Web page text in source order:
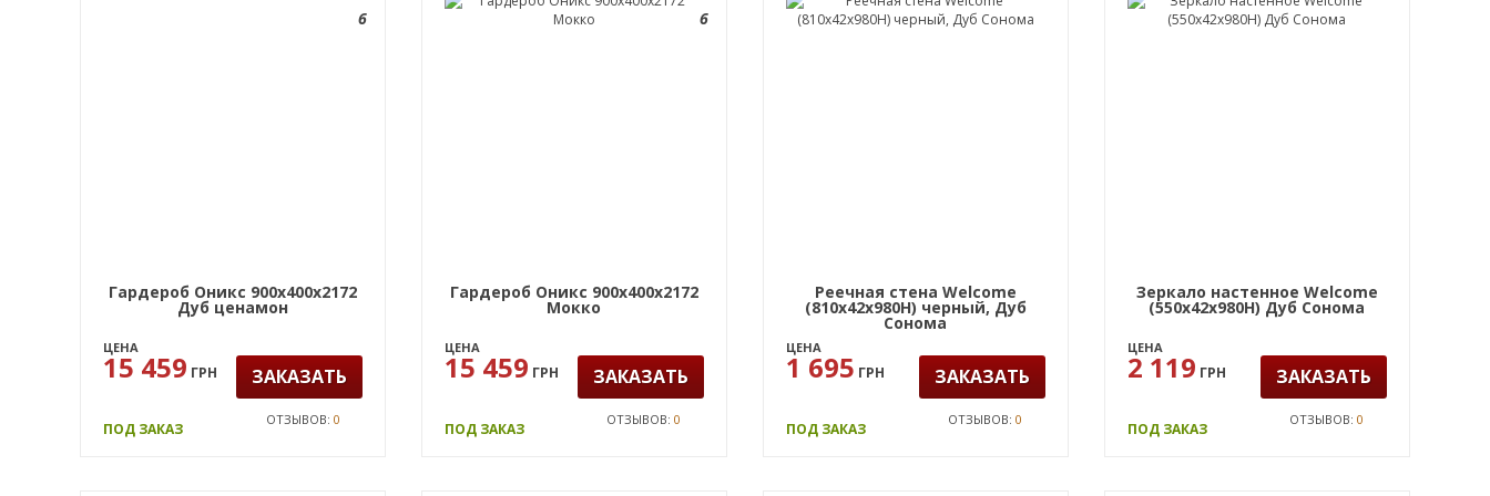
6
Гардероб Оникс 900х400х2172
Дуб ценамон
ЦЕНА
15 459 ГРН ЗАКАЗАТЬ
ПОД ЗАКАЗ
ОТЗЫВОВ: 0
6
Гардероб Оникс 900х400х2172
Мокко
ЦЕНА
15 459 ГРН ЗАКАЗАТЬ
ПОД ЗАКАЗ
ОТЗЫВОВ:0
Реечная стена Welcome
(810х42х980Н) черный, Дуб
Сонома
ЦЕНА
1 695 ГРН ЗАКАЗАТЬ
ПОД ЗАКАЗ
ОТЗЫВОВ:0
Зеркало настенное Welcome
(550х42х980Н) Дуб Сонома
ЦЕНА
2 119 ГРН ЗАКАЗАТЬ
ПОД ЗАКАЗ
ОТЗЫВОВ:0